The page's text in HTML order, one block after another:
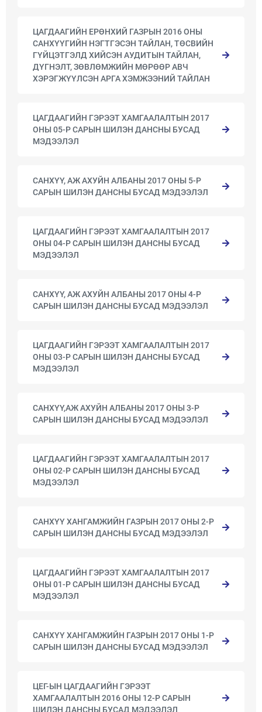
ЦАГДААГИЙН ЕРӨНХИЙ ГАЗРЫН 2016 ОНЫ
САНХҮҮГИЙН НЭГТГЭСЭН ТАЙЛАН, ТӨСВИЙН
ГҮЙЦЭТГЭЛД ХИЙСЭН АУДИТЫН ТАЙЛАН,
ДҮГНЭЛТ, ЗӨВЛӨМЖИЙН МӨРӨӨР АВЧ
ХЭРЭГЖҮҮЛСЭН АРГА ХЭМЖЭЭНИЙ ТАЙЛАН
ЦАГДААГИЙН ГЭРЭЭТ ХАМГААЛАЛТЫН 2017
ОНЫ 05-Р САРЫН ШИЛЭН ДАНСНЫ БУСАД
МЭДЭЭЛЭЛ
САНХҮҮ, АЖ АХУЙН АЛБАНЫ 2017 ОНЫ 5-Р
САРЫН ШИЛЭН ДАНСНЫ БУСАД МЭДЭЭЛЭЛ
ЦАГДААГИЙН ГЭРЭЭТ ХАМГААЛАЛТЫН 2017
ОНЫ 04-Р САРЫН ШИЛЭН ДАНСНЫ БУСАД
МЭДЭЭЛЭЛ
САНХҮҮ, АЖ АХУЙН АЛБАНЫ 2017 ОНЫ 4-Р
САРЫН ШИЛЭН ДАНСНЫ БУСАД МЭДЭЭЛЭЛ
ЦАГДААГИЙН ГЭРЭЭТ ХАМГААЛАЛТЫН 2017
ОНЫ 03-Р САРЫН ШИЛЭН ДАНСНЫ БУСАД
МЭДЭЭЛЭЛ
САНХҮҮ,АЖ АХУЙН АЛБАНЫ 2017 ОНЫ 3-Р
САРЫН ШИЛЭН ДАНСНЫ БУСАД МЭДЭЭЛЭЛ
ЦАГДААГИЙН ГЭРЭЭТ ХАМГААЛАЛТЫН 2017
ОНЫ 02-Р САРЫН ШИЛЭН ДАНСНЫ БУСАД
МЭДЭЭЛЭЛ
САНХҮҮ ХАНГАМЖИЙН ГАЗРЫН 2017 ОНЫ 2-Р
САРЫН ШИЛЭН ДАНСНЫ БУСАД МЭДЭЭЛЭЛ
ЦАГДААГИЙН ГЭРЭЭТ ХАМГААЛАЛТЫН 2017
ОНЫ 01-Р САРЫН ШИЛЭН ДАНСНЫ БУСАД
МЭДЭЭЛЭЛ
САНХҮҮ ХАНГАМЖИЙН ГАЗРЫН 2017 ОНЫ 1-Р
САРЫН ШИЛЭН ДАНСНЫ БУСАД МЭДЭЭЛЭЛ
ЦЕГ-ЫН ЦАГДААГИЙН ГЭРЭЭТ
ХАМГААЛАЛТЫН 2016 ОНЫ 12-Р САРЫН
ШИЛЭН ДАНСНЫ БУСАД МЭДЭЭЛЭЛ